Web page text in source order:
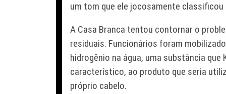
um tom que ele jocosamente classificou
A Casa Branca tentou contornar o
residuais. Funcionários foram
hidrogênio na água, uma substância
característico, ao produto que seria
próprio cabelo.